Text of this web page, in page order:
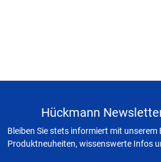
Hückmann
Bleiben Sie stets informiert mit
Produktneuheiten, wissenswerte Infos